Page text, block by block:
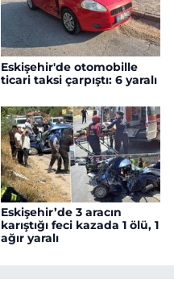
Eskişehir'de otomobille
ticari taksi çarpıştı: 6 yaralı
Eskişehir’de 3 aracın
karıştığı feci kazada 1 ölü, 1
ağır yaralı